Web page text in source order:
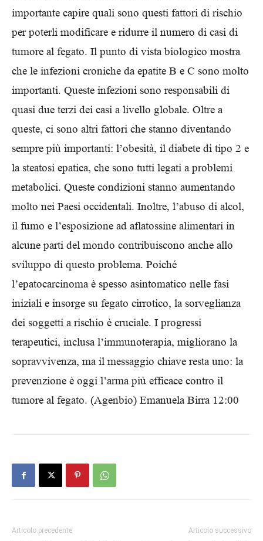
importante capire quali sono questi fattori di rischio
per poterli modificare e ridurre il numero di casi di
tumore al fegato. Il punto di vista biologico mostra
che le infezioni croniche da epatite B e C sono molto
importanti. Queste infezioni sono responsabili di
quasi due terzi dei casi a livello globale. Oltre a
queste, ci sono altri fattori che stanno diventando
sempre più importanti: l’obesità, il diabete di tipo 2 e
la steatosi epatica, che sono tutti legati a problemi
metabolici. Queste condizioni stanno aumentando
molto nei Paesi occidentali. Inoltre, l’abuso di alcol,
il fumo e l’esposizione ad aflatossine alimentari in
alcune parti del mondo contribuiscono anche allo
sviluppo di questo problema. Poiché
l’epatocarcinoma è spesso asintomatico nelle fasi
iniziali e insorge su fegato cirrotico, la sorveglianza
dei soggetti a rischio è cruciale. I progressi
terapeutici, inclusa l’immunoterapia, migliorano la
sopravvivenza, ma il messaggio chiave resta uno: la
prevenzione è oggi l’arma più efficace contro il
tumore al fegato. (Agenbio) Emanuela Birra 12:00
Articolo precedente Articolo successivo